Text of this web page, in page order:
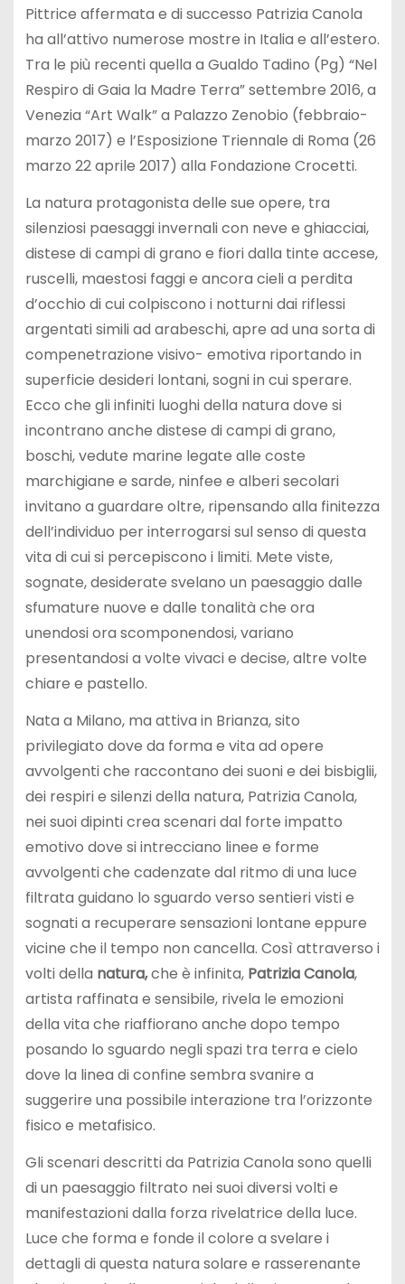
Pittrice affermata e di successo Patrizia Canola
ha all’attivo numerose mostre in Italia e all’estero.
Tra le più recenti quella a Gualdo Tadino (Pg) “Nel
Respiro di Gaia la Madre Terra” settembre 2016, a
Venezia “Art Walk” a Palazzo Zenobio (febbraio-
marzo 2017) e l’Esposizione Triennale di Roma (26
marzo 22 aprile 2017) alla Fondazione Crocetti.
La natura protagonista delle sue opere, tra
silenziosi paesaggi invernali con neve e ghiacciai,
distese di campi di grano e fiori dalla tinte accese,
ruscelli, maestosi faggi e ancora cieli a perdita
d’occhio di cui colpiscono i notturni dai riflessi
argentati simili ad arabeschi, apre ad una sorta di
compenetrazione visivo- emotiva riportando in
superficie desideri lontani, sogni in cui sperare.
Ecco che gli infiniti luoghi della natura dove si
incontrano anche distese di campi di grano,
boschi, vedute marine legate alle coste
marchigiane e sarde, ninfee e alberi secolari
invitano a guardare oltre, ripensando alla finitezza
dell’individuo per interrogarsi sul senso di questa
vita di cui si percepiscono i limiti. Mete viste,
sognate, desiderate svelano un paesaggio dalle
sfumature nuove e dalle tonalità che ora
unendosi ora scomponendosi, variano
presentandosi a volte vivaci e decise, altre volte
chiare e pastello.
Nata a Milano, ma attiva in Brianza, sito
privilegiato dove da forma e vita ad opere
avvolgenti che raccontano dei suoni e dei bisbiglii,
dei respiri e silenzi della natura, Patrizia Canola,
nei suoi dipinti crea scenari dal forte impatto
emotivo dove si intrecciano linee e forme
avvolgenti che cadenzate dal ritmo di una luce
filtrata guidano lo sguardo verso sentieri visti e
sognati a recuperare sensazioni lontane eppure
vicine che il tempo non cancella. Così attraverso i
volti della natura,che è infinita, Patrizia Canola,
artista raffinata e sensibile, rivela le emozioni
della vita che riaffiorano anche dopo tempo
posando lo sguardo negli spazi tra terra e cielo
dove la linea di confine sembra svanire a
suggerire una possibile interazione tra l’orizzonte
fisico e metafisico.
Gli scenari descritti da Patrizia Canola sono quelli
di un paesaggio filtrato nei suoi diversi volti e
manifestazioni dalla forza rivelatrice della luce.
Luce che forma e fonde il colore a svelare i
dettagli di questa natura solare e rasserenante